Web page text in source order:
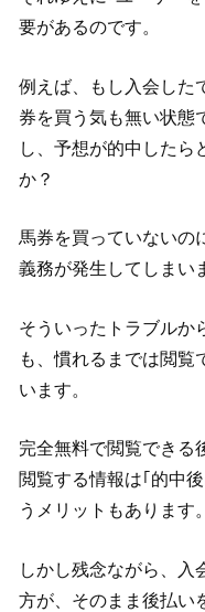
要があるのです。
例えば、もし入会した
券を買う気も無い状態
し、予想が的中したら
か？
馬券を買っていないの
義務が発生してしまい
そういったトラブルか
も、慣れるまでは閲覧
います。
完全無料で閲覧できる
閲覧する情報は｢的中
うメリットもあります。
しかし残念ながら、入
方が、そのまま後払い